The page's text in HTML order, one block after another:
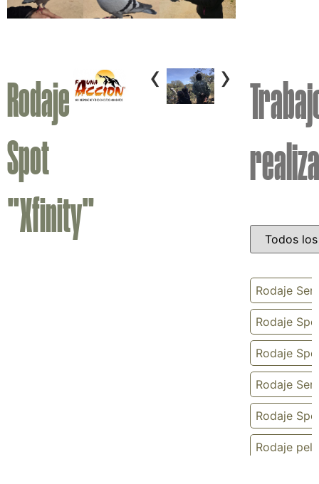
Rodaje
Spot
"Xfinity"
‹ ›
Rodaje
Rodaje
Rodaje
Rodaje
Rodaje
Rodaje